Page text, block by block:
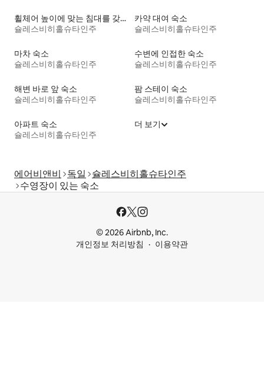
휠체어 높이에 맞는 침대를 갖춘 숙소
슐레스비히홀슈타인주
카약 대여 숙소
슐레스비히홀슈타인주
마차 숙소
슐레스비히홀슈타인주
수변에 인접한 숙소
슐레스비히홀슈타인주
해변 바로 앞 숙소
슐레스비히홀슈타인주
팜 스테이 숙소
슐레스비히홀슈타인주
아파트 숙소
슐레스비히홀슈타인주
더 보기
에어비앤비 독일
슐레스비히홀슈타인주
수영장이 있는 숙소
© 2026 Airbnb, Inc.
개인정보 처리방침
이용약관